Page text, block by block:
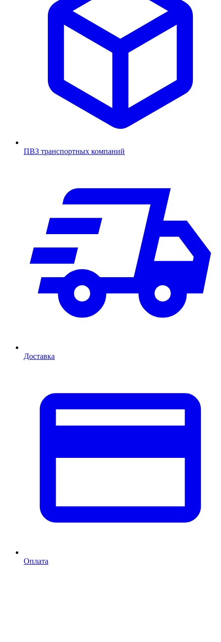
ПВЗ транспортных компаний
Доставка
Оплата